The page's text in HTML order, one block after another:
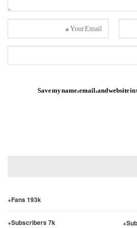
Save my name, email, and website
Fans 193k+
Subscribers 7k+